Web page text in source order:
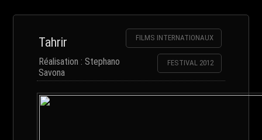
Tahrir
Réalisation : Stephano
Savona
FILMS INTERNATIONAUX
FESTIVAL 2012